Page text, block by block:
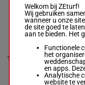
Florent Geroux-
George R Arnold Ii
Box: 7 -H/2 -53.5 kg
10
SERGEANT
COUNTZLER
Luis Saez-William
H/2 -53.5 kg
Welkom bij ZEturf!
Wij gebruiken
wanneer u onze
de site goed te
aan te bieden. Het
Functionele
het
en apps.
Analytische
website te